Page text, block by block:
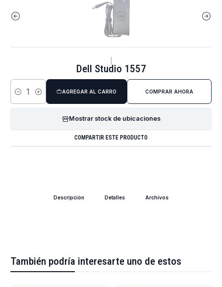
Dell Studio 1557
Cantidad
AGREGAR AL CARRO COMPRAR AHORA
Mostrar stock de ubicaciones
COMPARTIR ESTE PRODUCTO
Descripción Detalles Archivos
También podría interesarte uno de estos